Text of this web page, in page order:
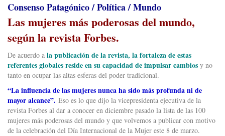
Consenso Patagónico / Política / Mundo
Las mujeres más poderosas del mundo,
según la revista Forbes.
De acuerdo a la publicación de la revista, la fortaleza de estas
referentes globales reside en su capacidad de impulsar cambios y no
tanto en ocupar las altas esferas del poder tradicional.
“La influencia de las mujeres nunca ha sido más profunda ni de
mayor alcance”. Eso es lo que dijo la vicepresidenta ejecutiva de la
revista Forbes al dar a conocer en diciembre pasado la lista de las 100
mujeres más poderosas del mundo y que volvemos a publicar con motivo
de la celebración del Día Internacional de la Mujer este 8 de marzo.